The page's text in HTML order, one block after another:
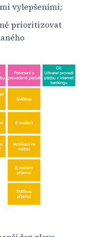
vylepšeními;
prioritizovat